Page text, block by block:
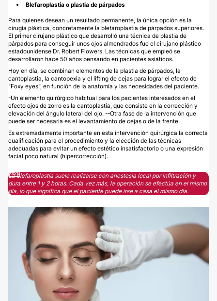
Blefaroplastia o plastia de párpados
Para quienes desean un resultado permanente, la única opción es la
cirugía plástica, concretamente la blefaroplastia de párpados superiores.
El primer cirujano plástico que desarrolló una técnica de plastia de
párpados para conseguir unos ojos almendrados fue el cirujano plástico
estadounidense Dr. Robert Flowers. Las técnicas que empleó se
desarrollaron hace 50 años pensando en pacientes asiáticos.
Hoy en día, se combinan elementos de la plastia de párpados, la
cantoplastia, la cantopexia y el lifting de cejas para lograr el efecto de
"Foxy eyes", en función de la anatomía y las necesidades del paciente.
-Un elemento quirúrgico habitual para los pacientes interesados en el
efecto ojos de zorro es la cantoplastia, que consiste en la corrección y
elevación del ángulo lateral del ojo. --Otra fase de la intervención que
puede ser necesaria es el levantamiento de cejas o de la frente.
Es extremadamente importante en esta intervención quirúrgica la correcta
cualificación para el procedimiento y la elección de las técnicas
adecuadas para evitar un efecto estético insatisfactorio o una expresión
facial poco natural (hipercorrección).
La blefaroplastia suele realizarse con anestesia local por infiltración y
dura entre 1 y 2 horas. Cada vez más, la operación se efectúa en el mismo
día, lo que significa que el paciente puede irse a casa el mismo día.